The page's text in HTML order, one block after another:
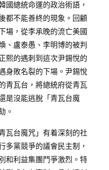
國總統命運的政治術語，
都不能善終的現象。回顧
場，從李承晚的流亡美國
、盧泰愚、李明博的被判
熙的遇刺到這次尹錫悅的
身敗名裂的下場。尹錫悅
青瓦台，將總統府從青瓦
是沒能逃脫「青瓦台魔
。
瓦台魔咒」有着深刻的社
多黨競爭的議會民主制，
和利益集團鬥爭激烈。特